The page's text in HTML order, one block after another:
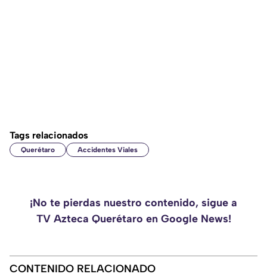
Tags relacionados
Querétaro Accidentes Viales
¡No te pierdas nuestro contenido, sigue a
TV Azteca Querétaro en Google News!
CONTENIDO RELACIONADO